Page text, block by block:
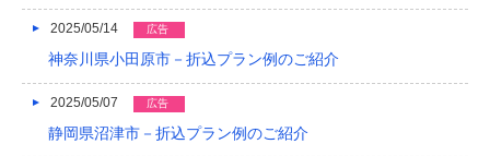
2015/10
2025/05/14 広告
神奈川県小田原市－折込プラン例のご紹介
2025/05/07 広告
静岡県沼津市－折込プラン例のご紹介